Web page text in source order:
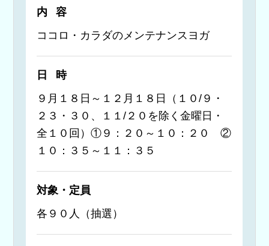
内容
ココロ・カラダのメンテナンスヨガ
日時
９月１８日～１２月１８日（１０/９・
２３・３０、１１/２０を除く金曜日・
全１０回）①９：２０～１０：２０ ②
１０：３５～１１：３５
対象・定員
各９０人（抽選）